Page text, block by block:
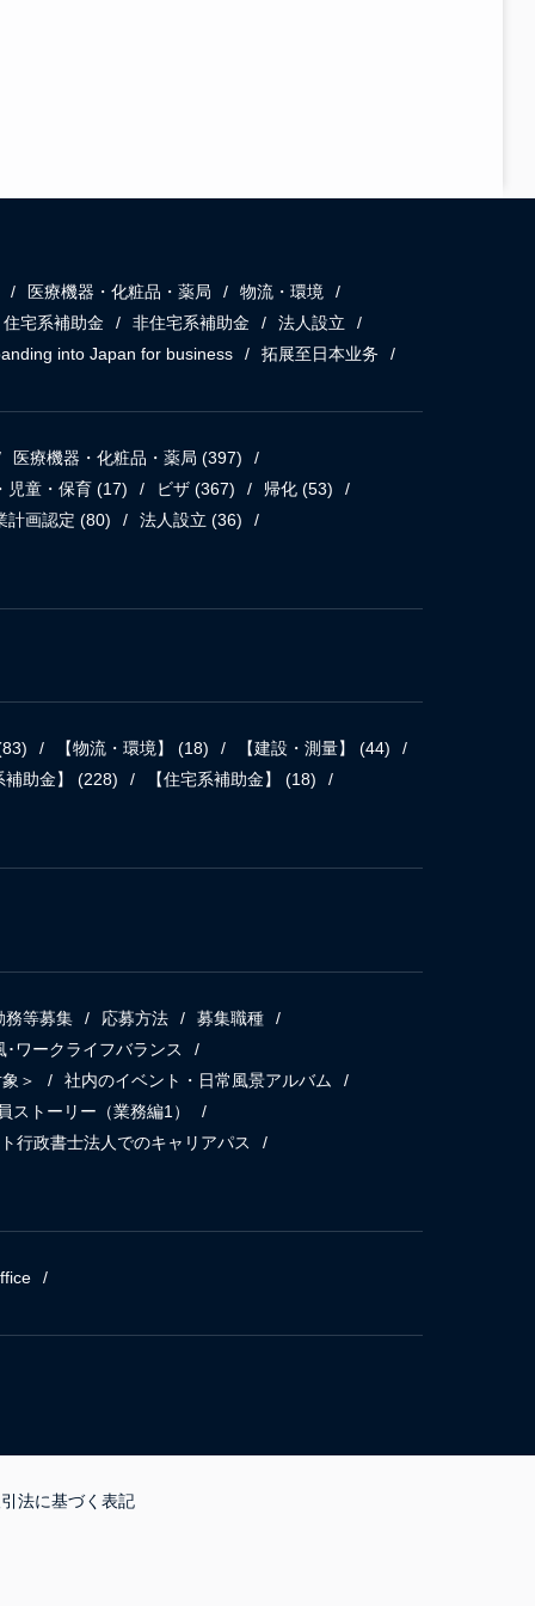
医療機器・化粧品・薬局
物流・環境
住宅系補助金
非住宅系補助金
法人設立
into Japan for business
拓展至日本业务
医療機器・化粧品・薬局 (397)
児童・保育 (17) ビザ (367) 帰化 (53)
計画認定 (80) 法人設立 (36)
【物流・環境】 (18) 【建設・測量】 (44)
助金】 (228) 【住宅系補助金】 (18)
務等募集 応募方法
募集職種
･ワークライフバランス
＞
社内のイベント・日常風景アルバム
ストーリー（業務編1）
行政書士法人でのキャリアパス
法に基づく表記